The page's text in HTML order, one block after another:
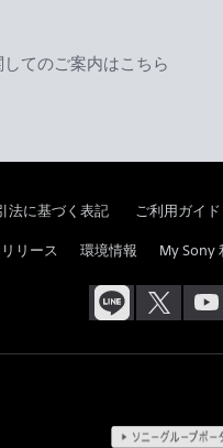
てのご案内はこちら
法に基づく表記 ご利用ガイド
リース 環境情報 My Sony